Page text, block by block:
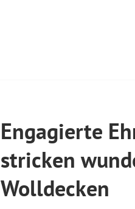
Engagierte
stricken
Wolldecken